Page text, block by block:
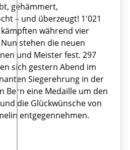
gehämmert,
– und überzeugt! 1'021
während vier
stehen die neuen
und Meister fest. 297
sich gestern Abend im
Siegerehrung in der
Bern eine Medaille um den
die Glückwünsche von
entgegennehmen.